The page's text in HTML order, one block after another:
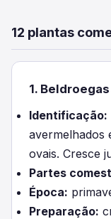
12 plantas
1. Beldroegas
Identificação:
avermelhados
ovais. Cresce
Partes
Época:
Preparação: